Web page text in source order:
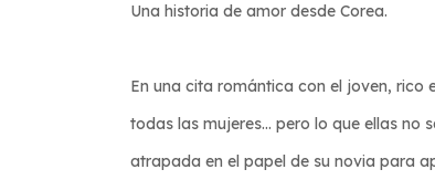
Una historia de amor desde Corea.
En una cita romántica con el joven, rico
todas las mujeres... pero lo que ellas no
atrapada en el papel de su novia para